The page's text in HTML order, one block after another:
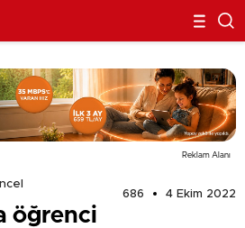
Reklam Alanı
686
4 Ekim 2022
öğrenci